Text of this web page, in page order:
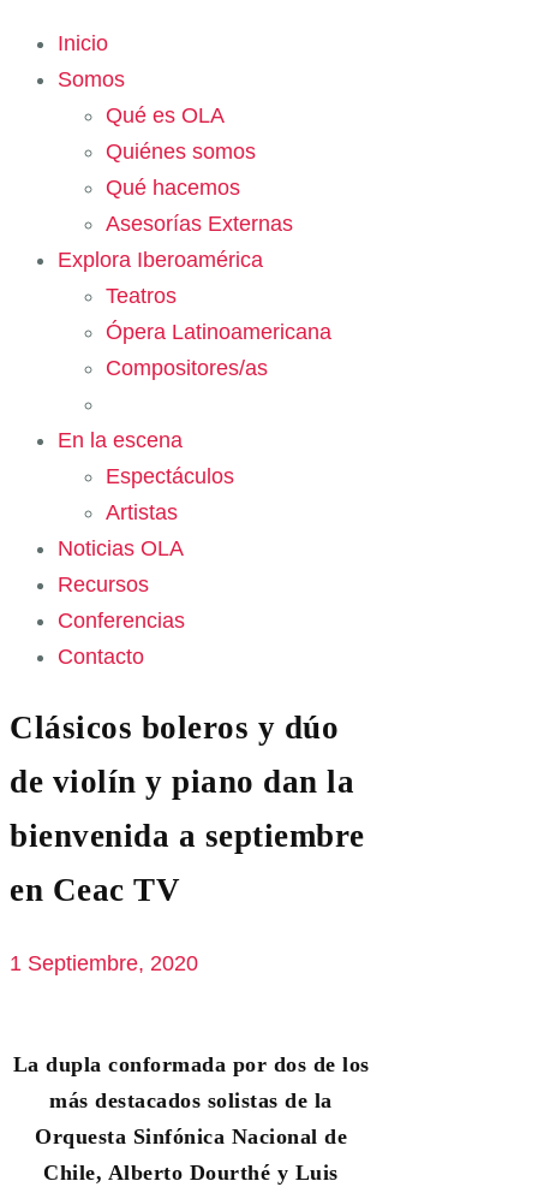
Inicio
Somos
Qué es OLA
Quiénes somos
Qué hacemos
Asesorías Externas
Explora Iberoamérica
Teatros
Ópera Latinoamericana
Compositores/as
En la escena
Espectáculos
Artistas
Noticias OLA
Recursos
Conferencias
Contacto
Clásicos boleros y dúo
de violín y piano dan la
bienvenida a septiembre
en Ceac TV
1 Septiembre, 2020
La dupla conformada por dos de los
más destacados solistas de la
Orquesta Sinfónica Nacional de
Chile, Alberto Dourthé y Luis